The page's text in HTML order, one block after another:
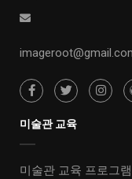
미술관 교육
미술관 교육 프로그램